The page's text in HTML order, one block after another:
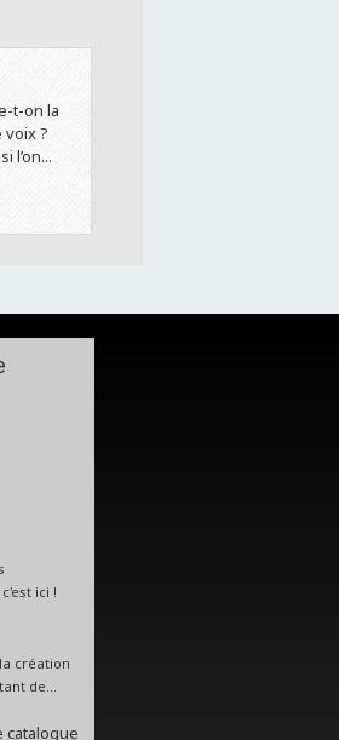
t-on la
?
l’on...
ici !
création
de...
catalogue